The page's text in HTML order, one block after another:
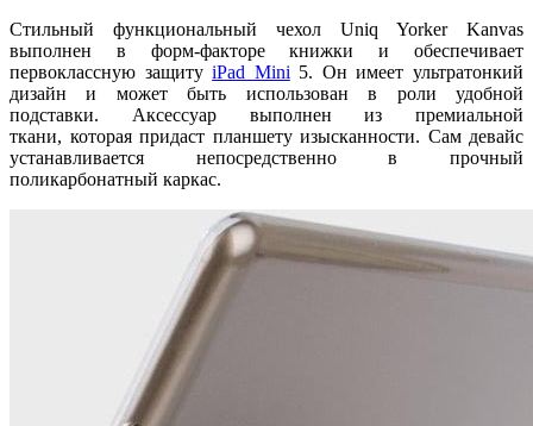
Стильный функциональный чехол Uniq Yorker Kanvas
выполнен в форм-факторе книжки и обеспечивает
первоклассную защитуiPad Mini 5. Он имеет ультратонкий
дизайн и может быть использован в роли удобной
подставки. Аксессуар выполнен из премиальной
ткани, которая придаст планшету изысканности. Сам девайс
устанавливается непосредственно в прочный
поликарбонатный каркас.